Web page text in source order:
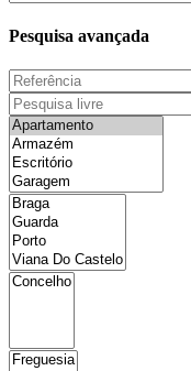
Pesquisa avançada